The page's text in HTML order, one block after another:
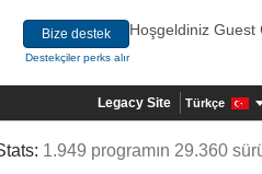
Bize destek
Destekçiler perks alır
Hoşgeldiniz Guest
Legacy Site Türkçe
1.949 programın 29.360